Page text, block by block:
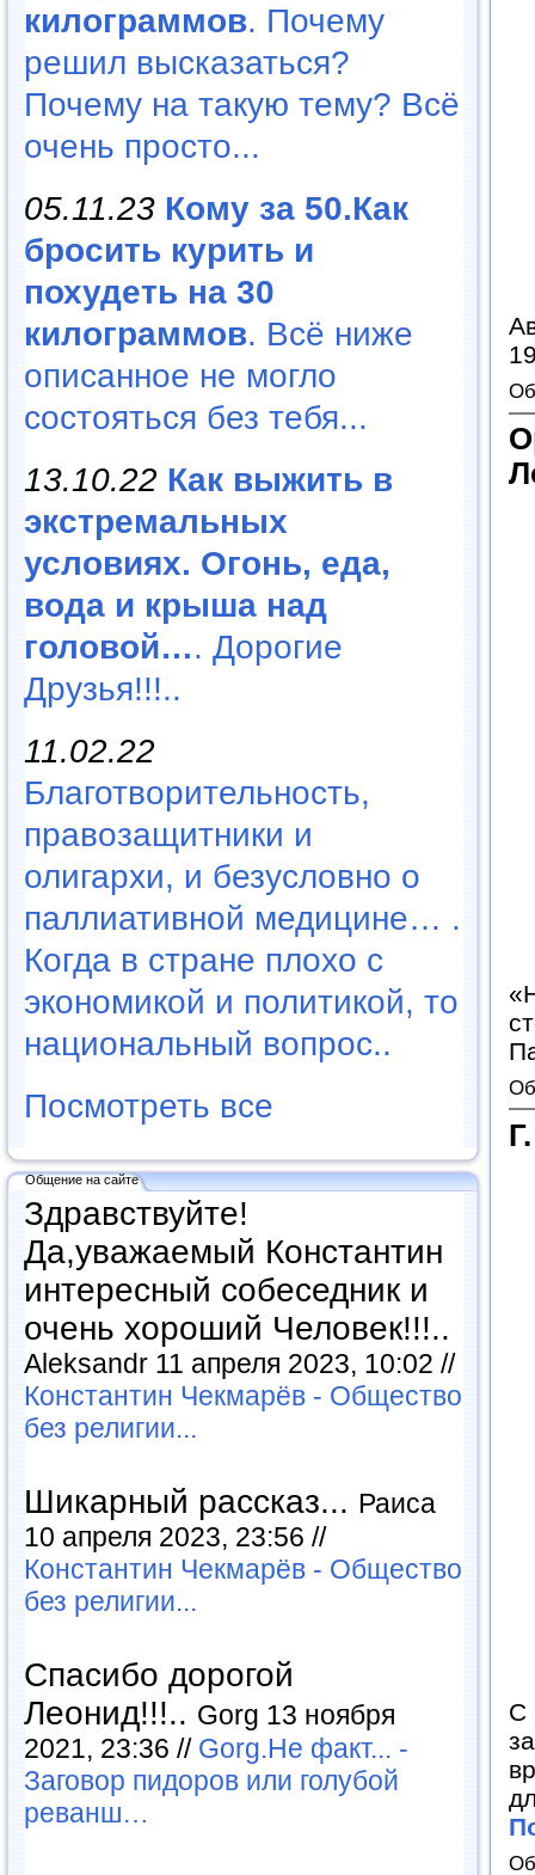
килограммов. Почему
решил высказаться?
Почему на такую тему? Всё
очень просто...
05.11.23 Кому за 50.Как
бросить курить и
похудеть на 30
килограммов. Всё ниже
описанное не могло
состояться без тебя...
13.10.22 Как выжить в
экстремальных
условиях. Огонь, еда,
вода и крыша над
головой…. Дорогие
Друзья!!!..
11.02.22
Благотворительность,
правозащитники и
олигархи, и безусловно о
паллиативной медицине… .
Когда в стране плохо с
экономикой и политикой, то
национальный вопрос..
Посмотреть все
Общение на сайте
Здравствуйте!
Да,уважаемый Константин
интересный собеседник и
очень хороший Человек!!!..
Aleksandr 11 апреля 2023, 10:02 //
Константин Чекмарёв - Общество
без религии...
Шикарный рассказ... Раиса
10 апреля 2023, 23:56 //
Константин Чекмарёв - Общество
без религии...
Спасибо дорогой
Леонид!!!.. Gorg 13 ноября
2021, 23:36 // Gorg.Не факт... -
Заговор пидоров или голубой
реванш…
С